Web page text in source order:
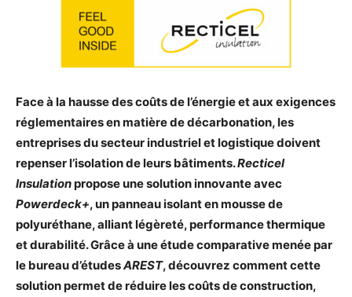
Face à la hausse des coûts de l’énergie et aux exigences
réglementaires en matière de décarbonation, les
entreprises du secteur industriel et logistique doivent
repenser l’isolation de leurs bâtiments.Recticel
Insulationpropose une solution innovante avec
Powerdeck+, un panneau isolant en mousse de
polyuréthane, alliant légèreté, performance thermique
et durabilité. Grâce à une étude comparative menée par
le bureau d’étudesAREST, découvrez comment cette
solution permet de réduire les coûts de construction,